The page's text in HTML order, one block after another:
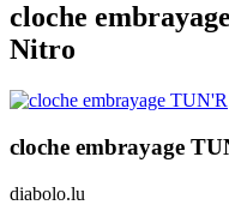
cloche
Nitro
cloche embrayage
diabolo.lu